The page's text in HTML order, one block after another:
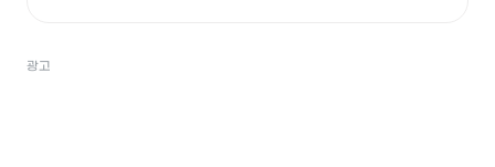
광고